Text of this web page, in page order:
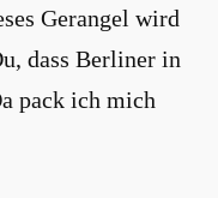
Gerangel wird
dass Berliner in
pack ich mich